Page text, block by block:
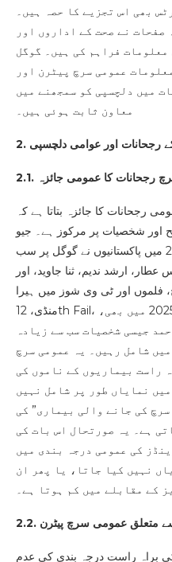
بھی اس تجزیے کا حصہ ہیں۔
صفحات نے صحت کے اداروں اور
فراہم کی ہیں۔ گوگل
عمومی سرچ پیٹرن اور
میں دلچسپی کو سمجھنے میں
رجحانات اور عوامی دلچسپی
سرچ رجحانات کا عمومی جائزہ
رجحانات کا جائزہ بتاتا ہے کہ
اور شخصیات پر مرکوز ہے۔ جیو
نیوز کی رپورٹس کے مطابق، 2024 میں پاکستانیوں نے گوگل پر سب
ارشد ندیم، ثنا جاوید، اور
اور ٹی وی شوز میں ہیرا
منڈی، 12th Fail، اور اینیمل سرفہرست رہے۔ مئی 2025 میں بھی،
جیسی شخصیات سب سے زیادہ
شامل رہیں۔ یہ عمومی سرچ
راست بیماریوں کے ناموں کی
نمایاں طور پر شامل نہیں
کی جانے والی بیماری” کی
ہے۔ یہ صورتحال اس بات کی
کی عمومی درجہ بندی میں
نہیں کیا جاتا، یا پھر ان
سے متعلق عمومی سرچ پیٹرن
براہ راست درجہ بندی کی عدم